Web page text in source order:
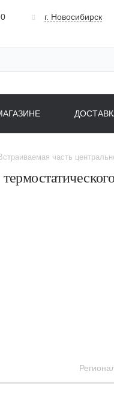
г. Новосибирск
часть